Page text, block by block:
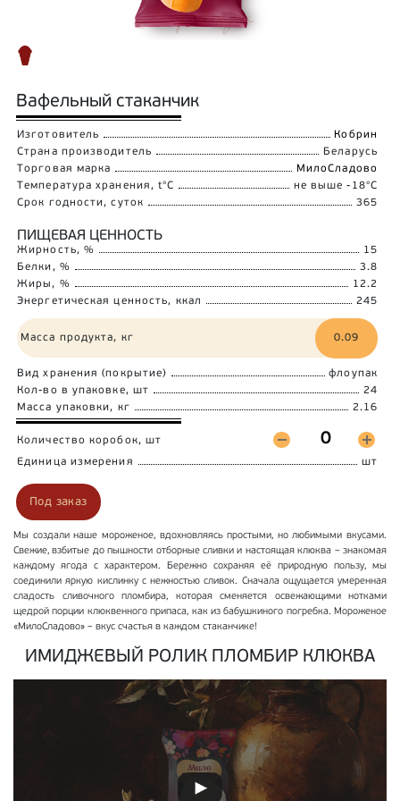
Вафельный стаканчик
Изготовитель
Кобрин
Страна производитель
Беларусь
Торговая марка
МилоСладово
Температура хранения, t°C
не выше -18°C
Срок годности, суток
365
ПИЩЕВАЯ ЦЕННОСТЬ
Жирность, %
15
Белки, %
3.8
Жиры, %
12.2
Энергетическая ценность, ккал
245
Масса продукта, кг 0.09
Вид хранения (покрытие)
флоупак
Кол-во в упаковке, шт
24
Масса упаковки, кг
2.16
Количество коробок, шт
Единица измерения
шт
Под заказ
Мы создали наше мороженое, вдохновляясь простыми, но любимыми вкусами.
Свежие, взбитые до пышности отборные сливки и настоящая клюква – знакомая
каждому ягода с характером. Бережно сохраняя её природную пользу, мы
соединили яркую кислинку с нежностью сливок. Сначала ощущается умеренная
сладость сливочного пломбира, которая сменяется освежающими нотками
щедрой порции клюквенного припаса, как из бабушкиного погребка. Мороженое
«МилоСладово» – вкус счастья в каждом стаканчике!
ИМИДЖЕВЫЙ РОЛИК ПЛОМБИР КЛЮКВА